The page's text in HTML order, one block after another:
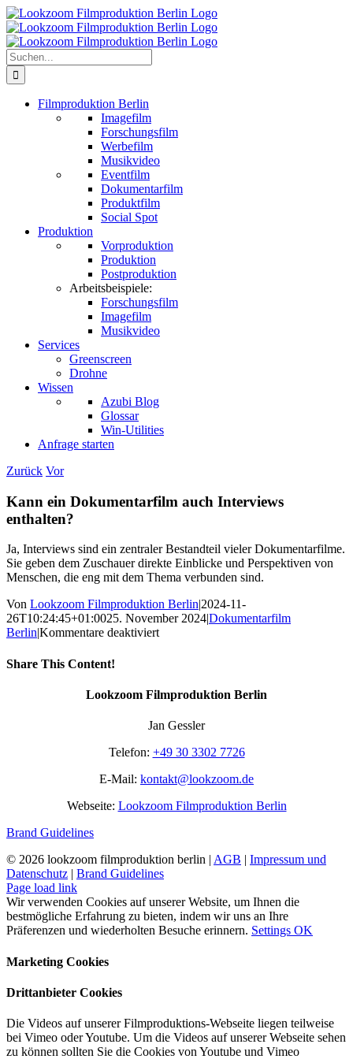
Zum
Inhalt
springen
Suche
nach:
Filmproduktion Berlin
Imagefilm
Forschungsfilm
Werbefilm
Musikvideo
Eventfilm
Dokumentarfilm
Produktfilm
Social Spot
Produktion
Vorproduktion
Produktion
Postproduktion
Arbeitsbeispiele:
Forschungsfilm
Imagefilm
Musikvideo
Services
Greenscreen
Drohne
Wissen
Azubi Blog
Glossar
Win-Utilities
Anfrage starten
Zurück Vor
Kann ein Dokumentarfilm auch Interviews
enthalten?
Ja, Interviews sind ein zentraler Bestandteil vieler Dokumentarfilme.
Sie geben dem Zuschauer direkte Einblicke und Perspektiven von
Menschen, die eng mit dem Thema verbunden sind.
Von Lookzoom Filmproduktion Berlin|2024-11-
26T10:24:45+01:0025. November 2024|Dokumentarfilm
Berlin|Kommentare deaktiviertfür
auch
Interviews
Share This Content!
Lookzoom Filmproduktion Berlin
Jan Gessler
Telefon: +49 30 3302 7726
E-Mail: kontakt@lookzoom.de
Webseite: Lookzoom Filmproduktion Berlin
Brand Guidelines
© 2026 lookzoom filmproduktion berlin | AGB | Impressum und
Datenschutz | Brand Guidelines
Facebook
Vimeo
YouTube
Instagram
Page load link
Wir verwenden Cookies auf unserer Website, um Ihnen die
bestmögliche Erfahrung zu bieten, indem wir uns an Ihre
Präferenzen und wiederholten Besuche erinnern. Settings OK
Marketing Cookies
Drittanbieter Cookies
Die Videos auf unserer Filmproduktions-Webseite liegen teilweise
bei Vimeo oder Youtube. Um die Videos auf unserer Webseite sehen
zu können sollten Sie die Cookies von Youtube und Vimeo